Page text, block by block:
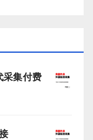
采集付费